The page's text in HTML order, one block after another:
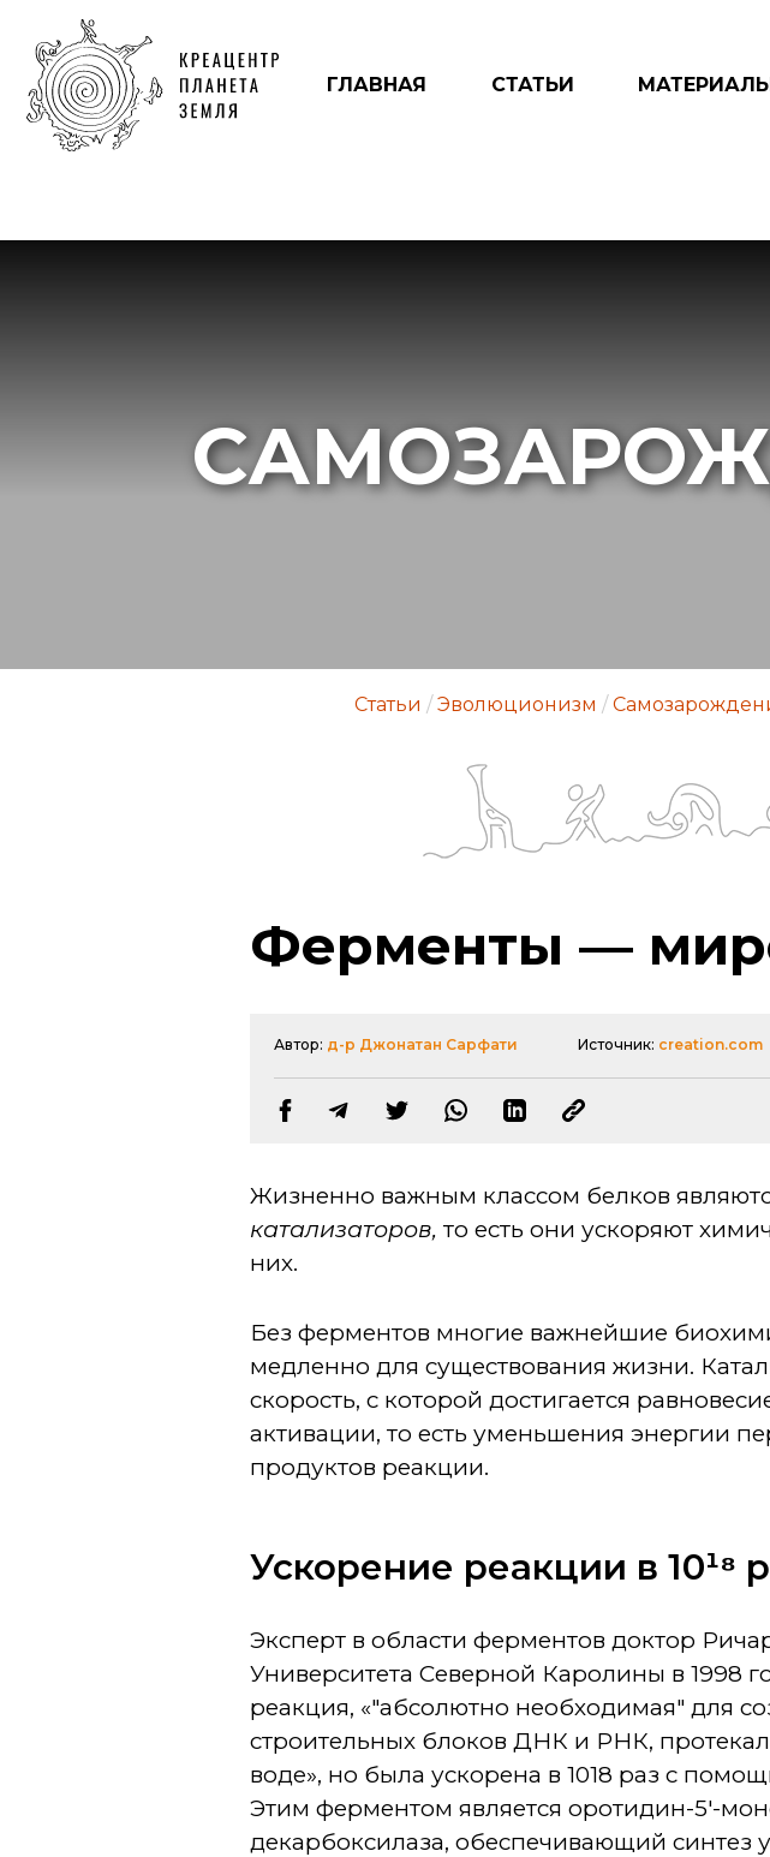
ГЛАВНАЯ СТАТЬИ
Статьи / Эволюционизм /
Ферменты —
Автор: д-р Джонатан Сарфати Источник: creation.com
Жизненно важным классом белков
катализаторов, то есть они ускоряют
них.
Без ферментов многие важнейшие
медленно для существования жизни.
скорость, с которой достигается
активации, то есть уменьшения энергии
продуктов реакции.
Ускорение реакции в 10¹⁸
Эксперт в области ферментов доктор
Университета Северной Каролины в 1998
реакция, «"абсолютно необходимая" для
строительных блоков ДНК и РНК,
воде», но была ускорена в 1018 раз с
Этим ферментом является оротидин-5'-
декарбоксилаза, обеспечивающий синтез